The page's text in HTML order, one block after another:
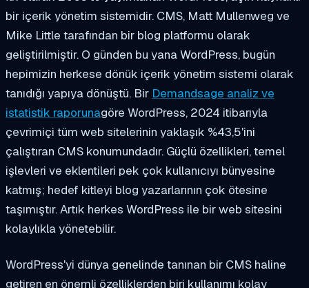
bir içerik yönetim sistemidir. CMS, Matt Mullenweg ve
Mike Little tarafından bir blog platformu olarak
geliştirilmiştir. O günden bu yana WordPress, bugün
hepimizin herkese dönük içerik yönetim sistemi olarak
tanıdığı yapıya dönüştü. Bir Demandsage analiz ve
istatistik raporunagöre WordPress, 2024 itibarıyla
çevrimiçi tüm web sitelerinin yaklaşık %43,5'ini
çalıştıran CMS konumundadır. Güçlü özellikleri, temel
işlevleri ve eklentileri pek çok kullanıcıyı bünyesine
katmış; hedef kitleyi blog yazarlarının çok ötesine
taşımıştır. Artık herkes WordPress ile bir web sitesini
kolaylıkla yönetebilir.
WordPress'yi dünya genelinde tanınan bir CMS haline
getiren en önemli özelliklerden biri kullanımı kolay